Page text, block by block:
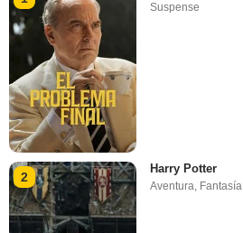
Suspense
2
Harry Potter
Aventura, Fantasía